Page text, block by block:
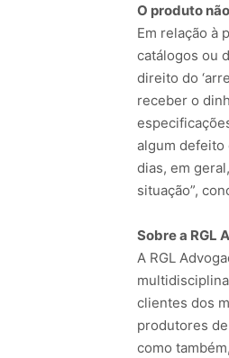
O produto
Em relação à
catálogos ou
direito do
receber o
algum defeito
dias, em
situação”,
Sobre a RGL
A RGL
clientes dos
produtores
como